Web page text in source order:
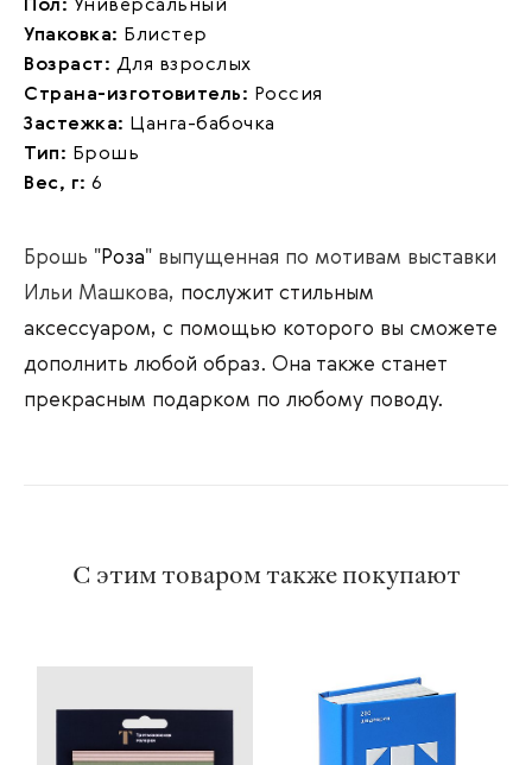
Пол: Универсальный
Упаковка: Блистер
Возраст: Для взрослых
Страна-изготовитель: Россия
Застежка: Цанга-бабочка
Тип: Брошь
Вес, г: 6
Брошь "Роза" выпущенная по мотивам выставки
Ильи Машкова, послужит стильным
аксессуаром, с помощью которого вы сможете
дополнить любой образ. Она также станет
прекрасным подарком по любому поводу.
С этим товаром также покупают